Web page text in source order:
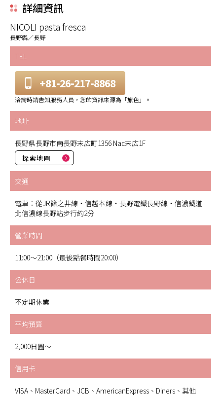
詳細資訊
NICOLI pasta fresca
長野縣／長野
TEL
+81-26-217-8868
洽詢時請告知服務人員，您的資訊來源為「旅色」。
地址
長野県長野市南長野末広町1356 Nac末広1F
探索地圖
交通
電車：從JR篠之井線・信越本線・長野電鐵長野線・信濃鐵道
北信濃線長野站步行約2分
營業時間
11:00～21:00（最後點餐時間20:00）
公休日
不定期休業
平均預算
2,000日圓～
信用卡
VISA、MasterCard、JCB、AmericanExpress、Diners、其他